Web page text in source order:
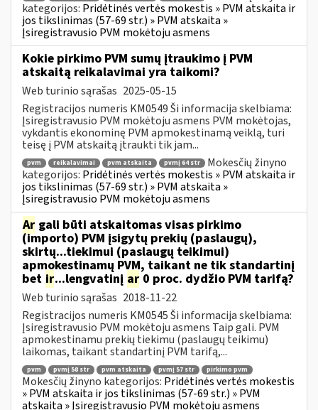
kategorijos: Pridėtinės vertės mokestis » PVM atskaita ir
jos tikslinimas (57-69 str.) » PVM atskaita »
Įsiregistravusio PVM mokėtoju asmens
Kokie pirkimo PVM sumų įtraukimo į PVM
atskaitą reikalavimai yra taikomi?
Web turinio sąrašas 2025-05-15
Registracijos numeris KM0549 Ši informacija skelbiama:
Įsiregistravusio PVM mokėtoju asmens PVM mokėtojas,
vykdantis ekonominę PVM apmokestinamą veiklą, turi
teisę į PVM atskaitą įtraukti tik jam...
pvm reikalavimai pvm atskaita pvmį 64 str
Mokesčių žinyno
kategorijos: Pridėtinės vertės mokestis » PVM atskaita ir
jos tikslinimas (57-69 str.) » PVM atskaita »
Įsiregistravusio PVM mokėtoju asmens
Ar gali būti atskaitomas visas pirkimo
(importo) PVM įsigytų prekių (paslaugų),
skirtų...tiekimui (paslaugų teikimui)
apmokestinamų PVM, taikant ne tik standartinį
bet ir...lengvatinį ar 0 proc. dydžio PVM tarifą?
Web turinio sąrašas 2018-11-22
Registracijos numeris KM0545 Ši informacija skelbiama:
Įsiregistravusio PVM mokėtoju asmens Taip gali. PVM
apmokestinamu prekių tiekimu (paslaugų teikimu)
laikomas, taikant standartinį PVM tarifą,...
pvm pvmį 58 str pvm atskaita pvmį 57 str pirkimo pvm
Mokesčių žinyno kategorijos: Pridėtinės vertės mokestis
» PVM atskaita ir jos tikslinimas (57-69 str.) » PVM
atskaita » Įsiregistravusio PVM mokėtoju asmens